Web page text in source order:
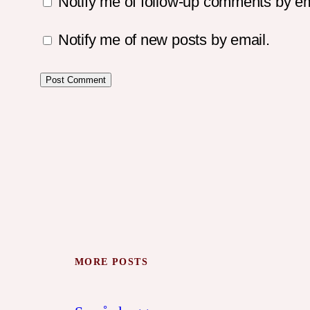
Notify me of new posts by email.
MORE POSTS